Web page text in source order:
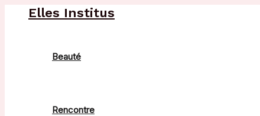
Elles Institus
Beauté
Rencontre